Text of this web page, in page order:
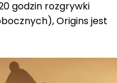
godzin rozgrywki
Origins jest